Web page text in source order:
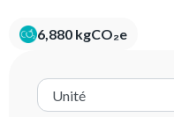
6,880 kgCO₂e